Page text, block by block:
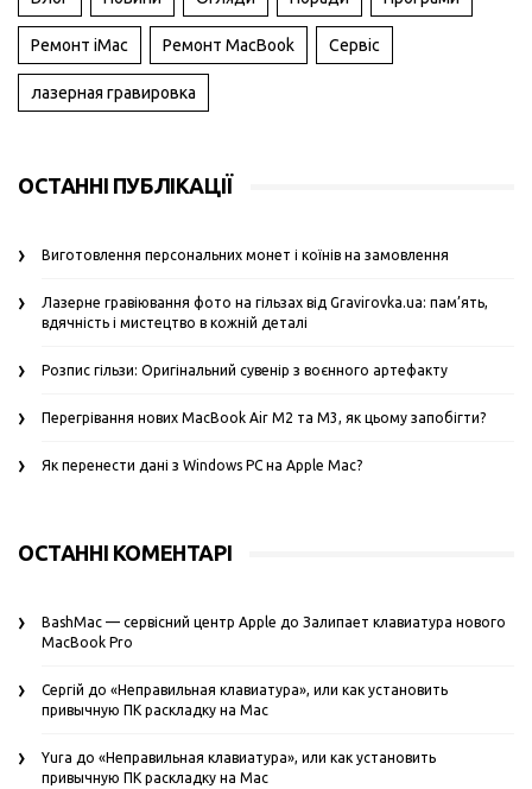
Ремонт iMac Ремонт MacBook Сервіс
лазерная гравировка
ОСТАННІ ПУБЛІКАЦІЇ
Виготовлення персональних монет і коїнів на замовлення
Лазерне гравіювання фото на гільзах від Gravirovka.ua: пам’ять,
вдячність і мистецтво в кожній деталі
Розпис гільзи: Оригінальний сувенір з воєнного артефакту
Перегрівання нових MacBook Air M2 та M3, як цьому запобігти?
Як перенести дані з Windows PC на Apple Mac?
ОСТАННІ КОМЕНТАРІ
BashMac — сервісний центр Apple до Залипает клавиатура нового
MacBook Pro
Сергій до «Неправильная клавиатура», или как установить
привычную ПК раскладку на Mac
Yura до «Неправильная клавиатура», или как установить
привычную ПК раскладку на Mac